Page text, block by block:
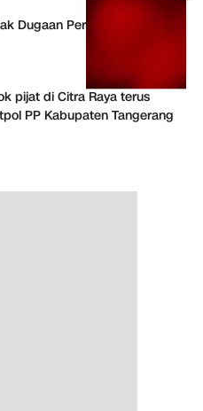
Dugaan Perakitan HP
pijat di Citra Raya terus
PP Kabupaten Tangerang